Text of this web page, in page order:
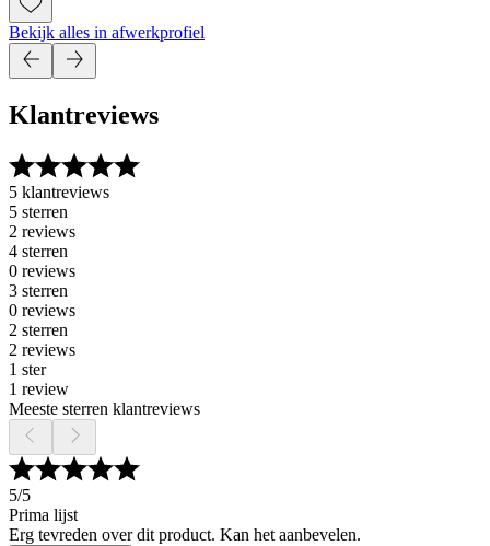
Bekijk alles in afwerkprofiel
Klantreviews
5 klantreviews
5 sterren
2 reviews
4 sterren
0 reviews
3 sterren
0 reviews
2 sterren
2 reviews
1 ster
1 review
Meeste sterren klantreviews
5/5
Prima lijst
Erg tevreden over dit product. Kan het aanbevelen.